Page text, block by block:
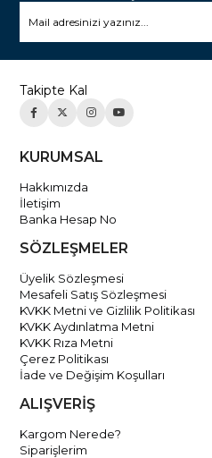
Takipte Kal
KURUMSAL
Hakkımızda
İletişim
Banka Hesap No
SÖZLEŞMELER
Üyelik Sözleşmesi
Mesafeli Satış Sözleşmesi
KVKK Metni ve Gizlilik Politikası
KVKK Aydınlatma Metni
KVKK Rıza Metni
Çerez Politikası
İade ve Değişim Koşulları
ALIŞVERİŞ
Kargom Nerede?
Siparişlerim